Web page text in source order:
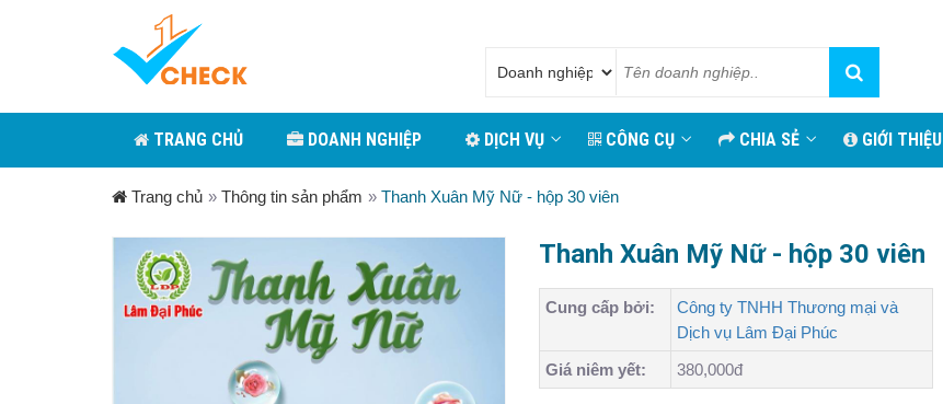
TRANG CHỦ DOANH NGHIỆP DỊCH VỤ CÔNG CỤ CHIA SẺ GIỚI THIỆU
Trang chủ » Thông tin sản phẩm » Thanh Xuân Mỹ Nữ - hộp 30 viên
Thanh Xuân Mỹ Nữ - hộp 30 viên
Cung cấp bởi:
Công ty TNHH Thương mại và
Dịch vụ Lâm Đại Phúc
Giá niêm yết:
380,000đ